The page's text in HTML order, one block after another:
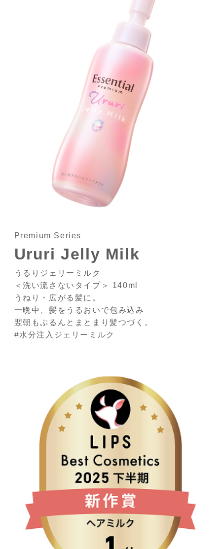
Premium Series
Ururi Jelly Milk
うるりジェリーミルク
＜洗い流さないタイプ＞ 140ml
うねり・広がる髪に。
一晩中、髪をうるおいで包み込み
翌朝もぷるんとまとまり髪つづく。
#水分注入ジェリーミルク